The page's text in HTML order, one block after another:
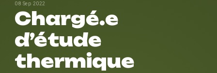
08 Sep 2022
Chargé.e
d’étude
thermique